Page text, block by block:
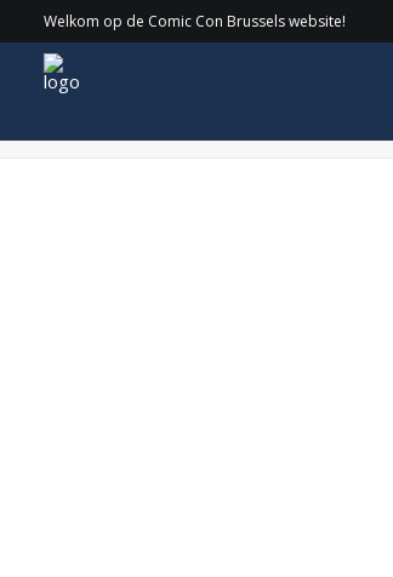
Welkom op de Comic Con Brussels website!
GW BAILEY Cirkel logo